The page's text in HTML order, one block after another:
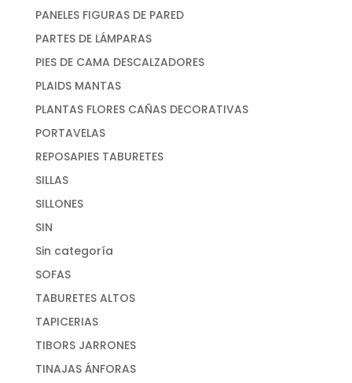
PANELES FIGURAS DE PARED
PARTES DE LÁMPARAS
PIES DE CAMA DESCALZADORES
PLAIDS MANTAS
PLANTAS FLORES CAÑAS DECORATIVAS
PORTAVELAS
REPOSAPIES TABURETES
SILLAS
SILLONES
SIN
Sin categoría
SOFAS
TABURETES ALTOS
TAPICERIAS
TIBORS JARRONES
TINAJAS ÁNFORAS